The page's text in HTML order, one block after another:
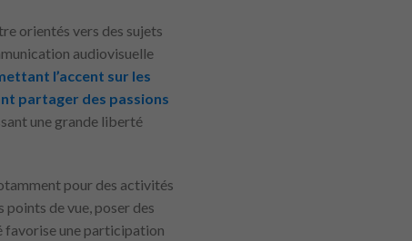
orientés vers des sujets
audiovisuelle
l’accent sur les
partager des passions
une grande liberté
pour des activités
de vue, poser des
favorise une participation